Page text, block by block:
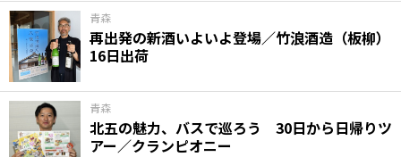
青森
再出発の新酒いよいよ登場／竹浪酒造（板柳）
16日出荷
青森
北五の魅力、バスで巡ろう 30日から日帰りツ
アー／クランピオニー